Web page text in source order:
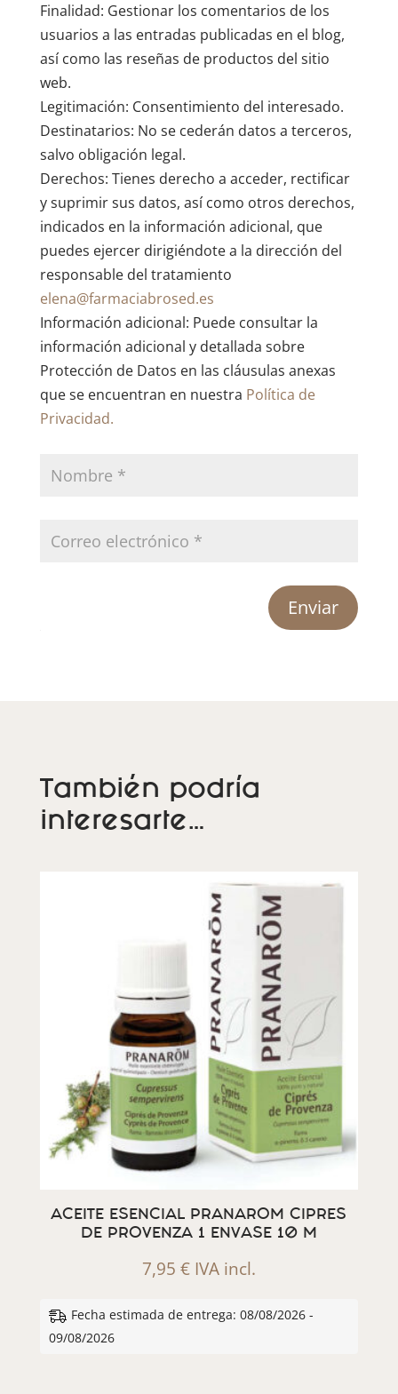
Finalidad: Gestionar los comentarios de los
usuarios a las entradas publicadas en el blog,
así como las reseñas de productos del sitio
web.
Legitimación: Consentimiento del interesado.
Destinatarios: No se cederán datos a terceros,
salvo obligación legal.
Derechos: Tienes derecho a acceder, rectificar
y suprimir sus datos, así como otros derechos,
indicados en la información adicional, que
puedes ejercer dirigiéndote a la dirección del
responsable del tratamiento
elena@farmaciabrosed.es
Información adicional: Puede consultar la
información adicional y detallada sobre
Protección de Datos en las cláusulas anexas
que se encuentran en nuestra Política de
Privacidad.
Enviar
También podría
interesarte…
ACEITE ESENCIAL PRANAROM CIPRES
DE PROVENZA 1 ENVASE 10 M
7,95 € IVA incl.
Fecha estimada de entrega: 08/08/2026 -
09/08/2026